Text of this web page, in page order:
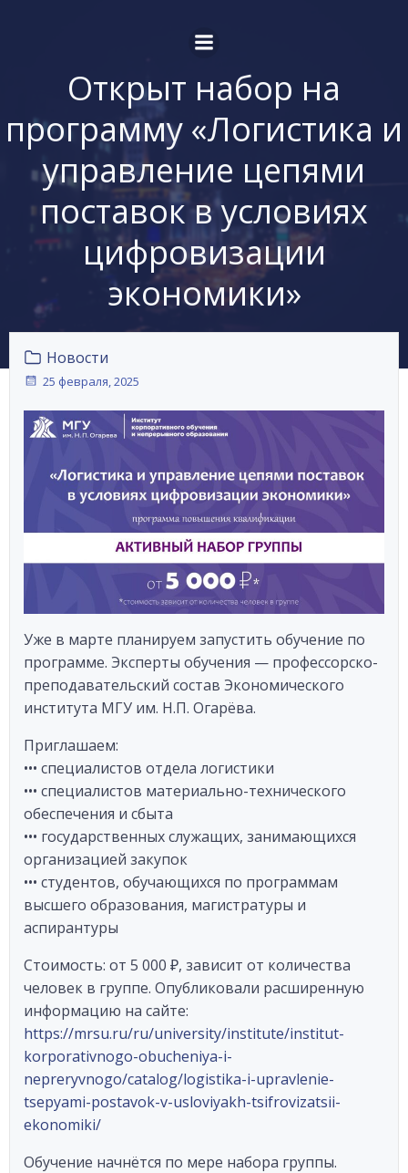
к
содержимому
Открыт набор на
программу «Логистика и
управление цепями
поставок в условиях
цифровизации
экономики»
Новости
25 февраля, 2025
Уже в марте планируем запустить обучение по
программе. Эксперты обучения — профессорско-
преподавательский состав Экономического
института МГУ им. Н.П. Огарёва.
Приглашаем:
••• специалистов отдела логистики
••• специалистов материально-технического
обеспечения и сбыта
••• государственных служащих, занимающихся
организацией закупок
••• студентов, обучающихся по программам
высшего образования, магистратуры и
аспирантуры
Стоимость: от 5 000 ₽, зависит от количества
человек в группе. Опубликовали расширенную
информацию на сайте:
https://mrsu.ru/ru/university/institute/institut-
korporativnogo-obucheniya-i-
nepreryvnogo/catalog/logistika-i-upravlenie-
tsepyami-postavok-v-usloviyakh-tsifrovizatsii-
ekonomiki/
Обучение начнётся по мере набора группы.